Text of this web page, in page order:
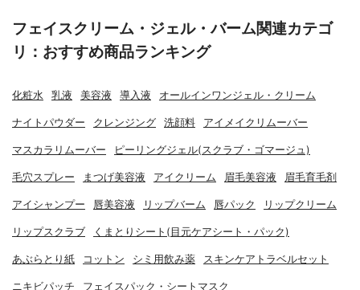
フェイスクリーム・ジェル・バーム関連カテゴ
リ：おすすめ商品ランキング
化粧水 乳液 美容液 導入液 オールインワンジェル・クリーム
ナイトパウダー クレンジング 洗顔料 アイメイクリムーバー
マスカラリムーバー ピーリングジェル(スクラブ・ゴマージュ)
毛穴スプレー まつげ美容液 アイクリーム 眉毛美容液 眉毛育毛剤
アイシャンプー 唇美容液 リップバーム 唇パック リップクリーム
リップスクラブ くまとりシート(目元ケアシート・パック)
あぶらとり紙 コットン シミ用飲み薬 スキンケアトラベルセット
ニキビパッチ フェイスパック・シートマスク